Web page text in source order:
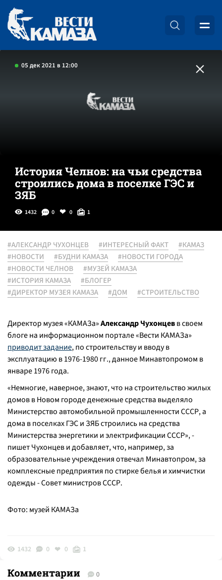
05 дек 2021 в 12:00
История Челнов: на чьи средства
строились дома в поселке ГЭС и
ЗЯБ
1432 0 0 1
#АЛЕКСАНДР ЧУХОНЦЕВ #ИНТЕРЕСНЫЙ ФАКТ
#КАМАЗ
#НОВОСТИ
#БУДНИ КАМАЗА
#НОВОСТИ ГОРОДА
#НОВОСТИ ЧЕЛНОВ
#МУЗЕЙ КАМАЗА
#ИСТОРИЯ КАМАЗА
#БЛОГЕР
#ДИРЕКТОР МУЗЕЯ КАМАЗА
#ДОМ #СТРОИТЕЛЬСТВО
Директор музея «КАМАЗа»Александр Чухонцевв своем
блоге на информационном портале «Вести КАМАЗа»
приводит задание, по строительству и вводу в
эксплуатацию в 1976-1980 гг., данное Минавтопромом в
январе 1976 года.
«Немногие, наверное, знают, что на строительство жилых
домов в Новом городе денежные средства выделяло
Министерство автомобильной промышленности СССР, а
дома в поселках ГЭС и ЗЯБ строились на средства
Министерства энергетики и электрификации СССР», -
пишет Чухонцев и добавляет, что, например, за
образовательные учреждения отвечал Минавтопром, за
комплексные предприятия по стирке белья и химчистки
одежды - Совет министров СССР.
Фото: музей КАМАЗа
1432 0 0 1
Комментарии 0